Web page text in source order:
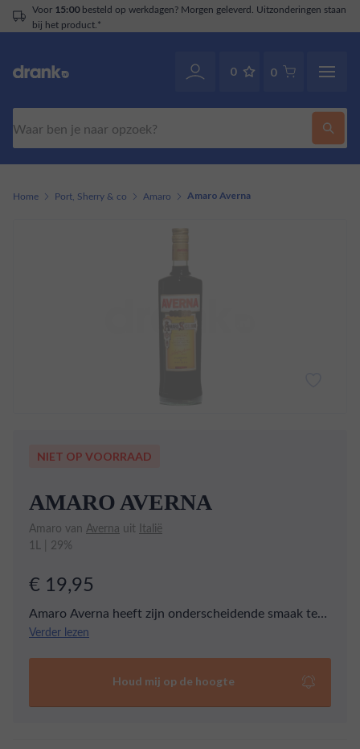
15:00besteld op werkdagen? Morgen geleverd. Uitzonderingen staan
het product.*
0 0
Home Port, Sherry & co Amaro Amaro Averna
NIET OP VOORRAAD
AMARO AVERNA
Amaro van Averna uit Italië
1L | 29%
€ 19,95
Amaro Averna heeft zijn onderscheidende smaak te
danken aan het gebruik van Siciliaanse
Verder lezen
Houd mij op de hoogte